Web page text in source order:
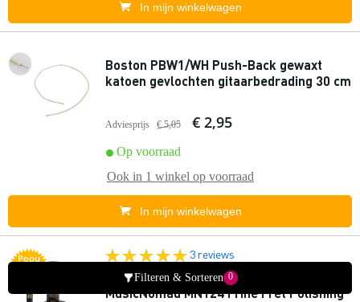
In mijn winkelwagen
Boston PBW1/WH Push-Back gewaxt
katoen gevlochten gitaarbedrading 30 cm
Adviesprijs € 5,05 € 2,95
Op voorraad
Ook in 1 winkel op voorraad
In mijn winkelwagen
Popu 3 reviews
MusicNomad MN124 Frine Fret Polishing
Filteren & Sorteren 0